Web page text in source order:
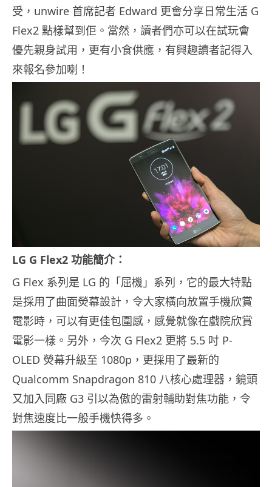
受，unwire 首席記者 Edward 更會分享日常生活 G
Flex2 點樣幫到佢。當然，讀者們亦可以在試玩會
優先親身試用，更有小食供應，有興趣讀者記得入
來報名參加喇！
LG G Flex2 功能簡介：
G Flex 系列是 LG 的「屈機」系列，它的最大特點
是採用了曲面熒幕設計，令大家橫向放置手機欣賞
電影時，可以有更佳包圍感，感覺就像在戲院欣賞
電影一樣。另外，今次 G Flex2 更將 5.5 吋 P-
OLED 熒幕升級至 1080p，更採用了最新的
Qualcomm Snapdragon 810 八核心處理器，鏡頭
又加入同廠 G3 引以為傲的雷射輔助對焦功能，令
對焦速度比一般手機快得多。